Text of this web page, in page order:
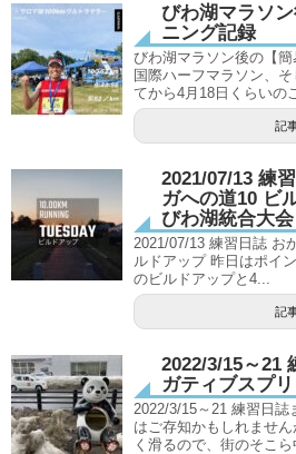
びわ湖マラソ
ニング記録
びわ湖マラソン後の【
国際ハーフマラソン、
てから4月18日くらいの
記
2021/07/13 練
ガへの道10 ビ
びわ湖統合大会
2021/07/13 練習日誌 お
ルドアップ 昨日はポイ
のビルドアップと4...
記
2022/3/15～21
ガティブスプ
2022/3/15～21 練習日誌
はご存知かもしれませ
く滑るので、街のそこら